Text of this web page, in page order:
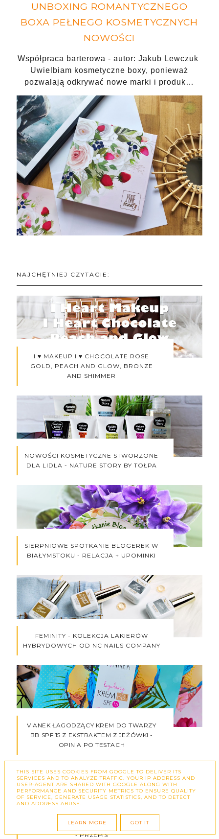
UNBOXING ROMANTYCZNEGO
BOXA PEŁNEGO KOSMETYCZNYCH
NOWOŚCI
Współpraca barterowa - autor: Jakub Lewczuk
Uwielbiam kosmetyczne boxy, ponieważ
pozwalają odkrywać nowe marki i produk…
NAJCHĘTNIEJ CZYTACIE:
I ♥ MAKEUP I ♥ CHOCOLATE ROSE
GOLD, PEACH AND GLOW, BRONZE
AND SHIMMER
NOWOŚCI KOSMETYCZNE STWORZONE
DLA LIDLA - NATURE STORY BY TOŁPA
SIERPNIOWE SPOTKANIE BLOGEREK W
BIAŁYMSTOKU - RELACJA + UPOMINKI
FEMINITY - KOLEKCJA LAKIERÓW
HYBRYDOWYCH OD NC NAILS COMPANY
VIANEK ŁAGODZĄCY KREM DO TWARZY
BB SPF 15 Z EKSTRAKTEM Z JEŻÓWKI -
OPINIA PO TESTACH
KISZKA ZIEMNIACZANA - SMAKI PODLASIA
- PRZEPIS
THIS SITE USES COOKIES FROM GOOGLE TO DELIVER ITS
SERVICES AND TO ANALYZE TRAFFIC. YOUR IP ADDRESS AND
USER-AGENT ARE SHARED WITH GOOGLE ALONG WITH
PERFORMANCE AND SECURITY METRICS TO ENSURE QUALITY
OF SERVICE, GENERATE USAGE STATISTICS, AND TO DETECT
AND ADDRESS ABUSE.
LEARN MORE GOT IT